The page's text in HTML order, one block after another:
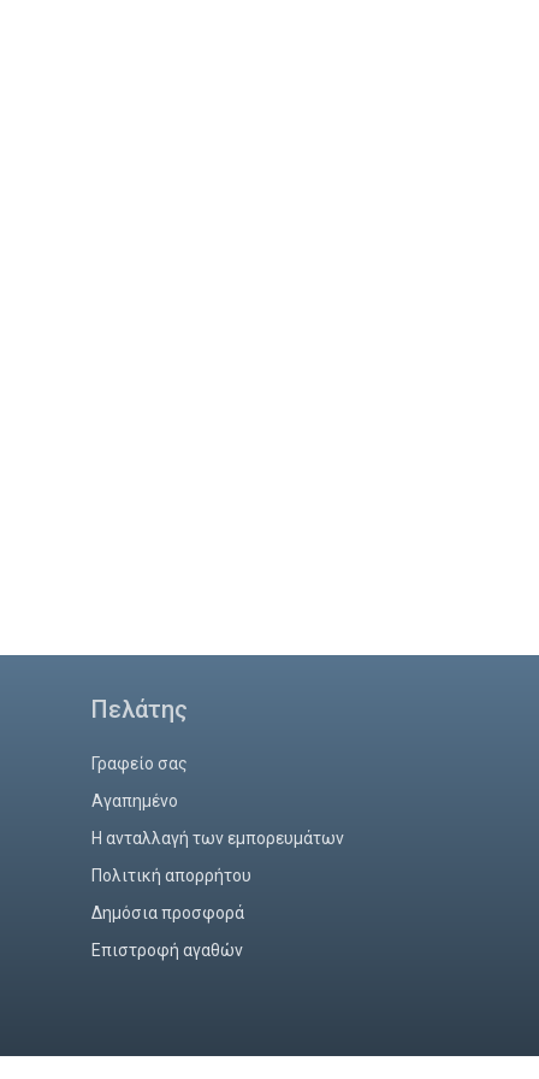
Πελάτης
Γραφείο σας
Αγαπημένο
Η ανταλλαγή των εμπορευμάτων
Πολιτική απορρήτου
Δημόσια προσφορά
Επιστροφή αγαθών